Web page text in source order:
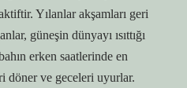
Yılanlar akşamları geri
güneşin dünyayı ısıttığı
erken saatlerinde en
döner ve geceleri uyurlar.